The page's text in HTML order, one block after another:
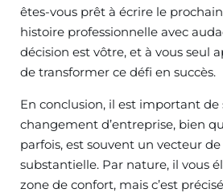
êtes-vous prêt à écrire le
histoire professionnelle avec
décision est vôtre, et à vous seul
de transformer ce défi en succès.
En conclusion, il est important de
changement d’entreprise, bien
parfois, est souvent un vecteur de
substantielle. Par nature, il vous
zone de confort, mais c’est